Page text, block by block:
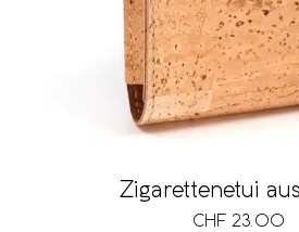
Zigarettenetui
CHF 23.00